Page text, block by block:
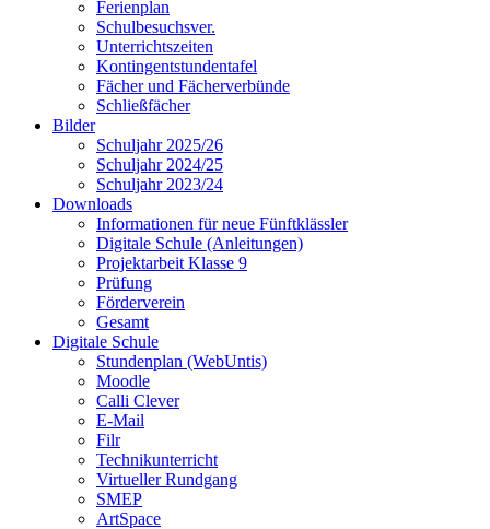
Ferienplan
Schulbesuchsver.
Unterrichtszeiten
Kontingentstundentafel
Fächer und Fächerverbünde
Schließfächer
Bilder
Schuljahr 2025/26
Schuljahr 2024/25
Schuljahr 2023/24
Downloads
Informationen für neue Fünftklässler
Digitale Schule (Anleitungen)
Projektarbeit Klasse 9
Prüfung
Förderverein
Gesamt
Digitale Schule
Stundenplan (WebUntis)
Moodle
Calli Clever
E-Mail
Filr
Technikunterricht
Virtueller Rundgang
SMEP
ArtSpace